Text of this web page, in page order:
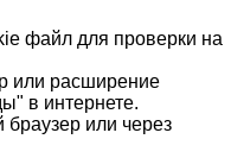
файл для проверки на
или расширение
в интернете.
браузер или через